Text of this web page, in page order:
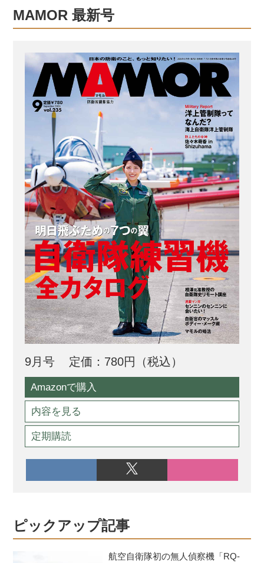
たのだろうか。特に重要なエピソード
を交えつつ70年の歴史を一挙に紹介し
庁設置と同時に創隊 航空自衛隊は、
1954（昭和29）年7月1日、新設された
防衛庁と同日に創隊された。陸上自衛
隊、海上自衛隊と比べ最も新しい部門
であり、かつ、全くのゼロから組織を
つくり上げていったのである。 創隊当
初は、アメリカ空軍から供与され...
MAMOR 最新号
9月号 定価：780円（税込）
Amazonで購入
内容を見る
定期購読
ピックアップ記事
航空自衛隊初の無人偵察機「RQ-